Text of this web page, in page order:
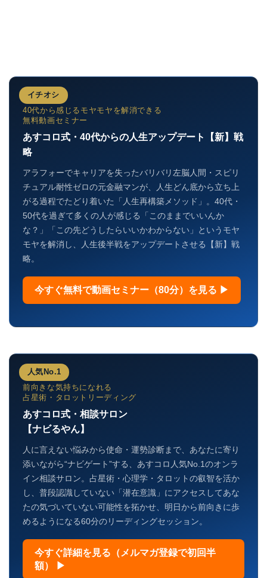
イチオシ
40代から感じるモヤモヤを解消できる
無料動画セミナー
あすコロ式・40代からの人生アップデート【新】戦
略
アラフォーでキャリアを失ったバリバリ左脳人間・スピリ
チュアル耐性ゼロの元金融マンが、人生どん底から立ち上
がる過程でたどり着いた「人生再構築メソッド」。40代・
50代を過ぎて多くの人が感じる「このままでいいんか
な？」「この先どうしたらいいかわからない」というモヤ
モヤを解消し、人生後半戦をアップデートさせる【新】戦
略。
今すぐ無料で動画セミナー（80分）を見る ▶
人気No.1
前向きな気持ちになれる
占星術・タロットリーディング
あすコロ式・相談サロン
【ナビるやん】
人に言えない悩みから使命・運勢診断まで、あなたに寄り
添いながら“ナビゲート”する、あすコロ人気No.1のオンラ
イン相談サロン。占星術・心理学・タロットの叡智を活か
し、普段認識していない「潜在意識」にアクセスしてあな
たの気づいていない可能性を拓かせ、明日から前向きに歩
めるようになる60分のリーディングセッション。
今すぐ詳細を見る（メルマガ登録で初回半
額） ▶